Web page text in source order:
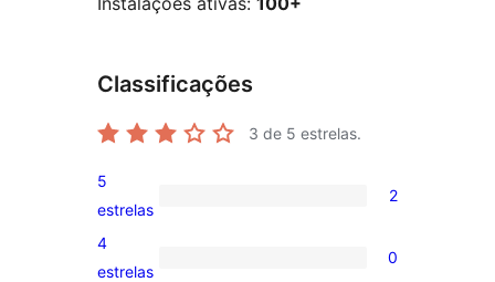
Classificações
3 de 5 estrelas.
2
avaliações
com
5
estrelas
2
0
4
estrelas
0